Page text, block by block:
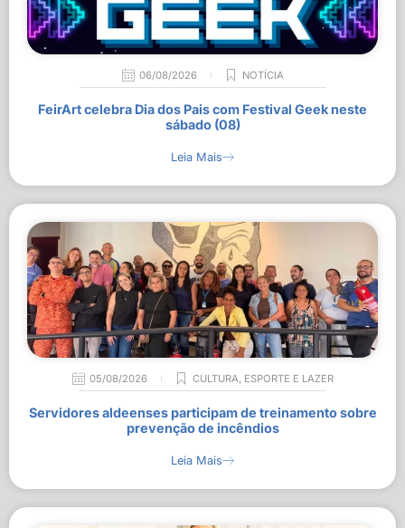
06/08/2026 NOTÍCIA
FeirArt celebra Dia dos Pais com Festival Geek neste
sábado (08)
Leia Mais
05/08/2026 CULTURA, ESPORTE E LAZER
Servidores aldeenses participam de treinamento sobre
prevenção de incêndios
Leia Mais